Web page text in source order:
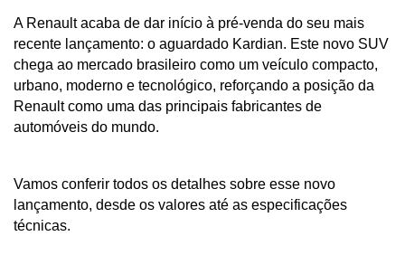
A Renault acaba de dar início à pré-venda do seu mais
recente lançamento: o aguardado Kardian. Este novo SUV
chega ao mercado brasileiro como um veículo compacto,
urbano, moderno e tecnológico, reforçando a posição da
Renault como uma das principais fabricantes de
automóveis do mundo.
Vamos conferir todos os detalhes sobre esse novo
lançamento, desde os valores até as especificações
técnicas.